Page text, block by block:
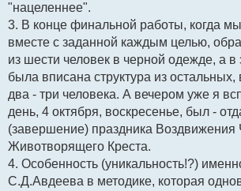
"нацеленнее".
3. В конце финальной работы, когда
вместе с заданной каждым целью,
из шести человек в черной одежде, а в
была вписана структура из остальных,
два - три человека. А вечером уже я
день, 4 октября, воскресенье, был -
(завершение) праздника Воздвижения
Животворящего Креста.
4. Особенность (уникальность!?)
С.Д.Авдеева в методике, которая